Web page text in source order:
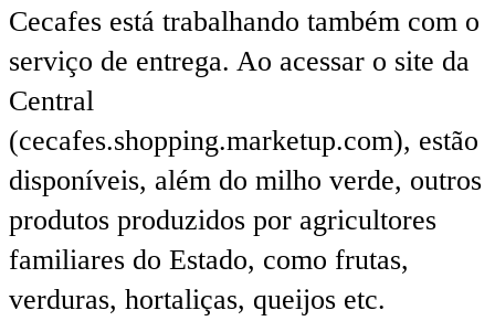
Cecafes está trabalhando também com o
serviço de entrega. Ao acessar o site da
Central
(cecafes.shopping.marketup.com), estão
disponíveis, além do milho verde, outros
produtos produzidos por agricultores
familiares do Estado, como frutas,
verduras, hortaliças, queijos etc.